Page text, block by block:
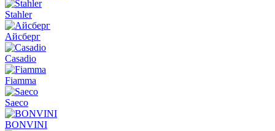
Stahler
Айсберг
Casadio
Fiamma
Saeco
BONVINI